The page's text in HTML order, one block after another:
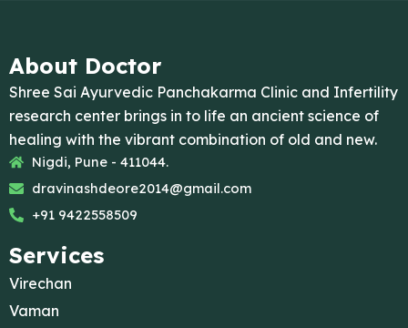
About Doctor
Shree Sai Ayurvedic Panchakarma Clinic and Infertility
research center brings in to life an ancient science of
healing with the vibrant combination of old and new.
Nigdi, Pune - 411044.
dravinashdeore2014@gmail.com
+91 9422558509
Services
Virechan
Vaman